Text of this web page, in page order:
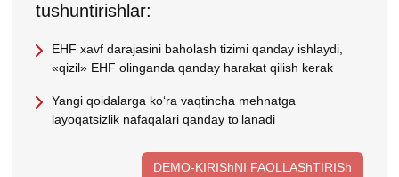
tushuntirishlar:
EHF хavf darajasini baholash tizimi qanday ishlaydi,
«qizil» EHF olinganda qanday harakat qilish kerak
Yangi qoidalarga koʻra vaqtincha mehnatga
layoqatsizlik nafaqalari qanday toʻlanadi
DEMO-KIRIShNI FAOLLAShTIRISh